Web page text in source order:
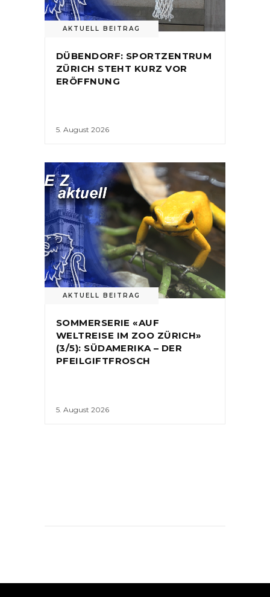
AKTUELL BEITRAG
DÜBENDORF: SPORTZENTRUM
ZÜRICH STEHT KURZ VOR
ERÖFFNUNG
5. August 2026
AKTUELL BEITRAG
SOMMERSERIE «AUF
WELTREISE IM ZOO ZÜRICH»
(3/5): SÜDAMERIKA – DER
PFEILGIFTFROSCH
5. August 2026